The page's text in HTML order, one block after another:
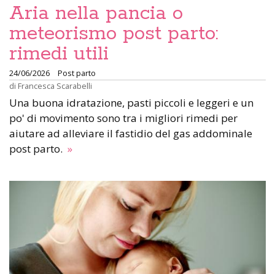
Aria nella pancia o
meteorismo post parto:
rimedi utili
24/06/2026
Post parto
di Francesca Scarabelli
Una buona idratazione, pasti piccoli e leggeri e un
po' di movimento sono tra i migliori rimedi per
aiutare ad alleviare il fastidio del gas addominale
post parto. »